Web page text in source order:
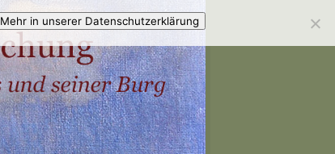
Mehr in unserer Datenschutzerklärung